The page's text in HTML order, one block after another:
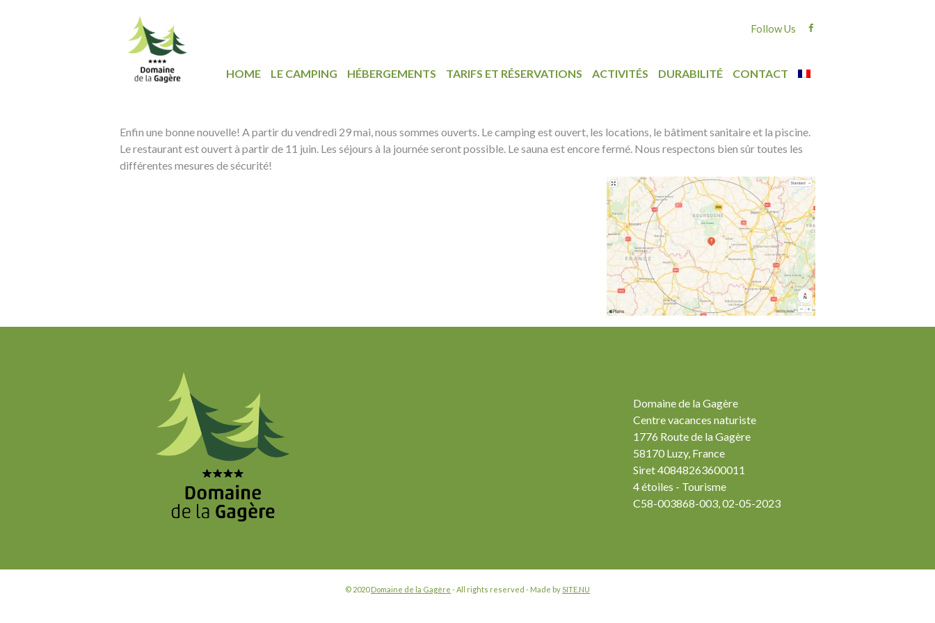
Follow Us
HOME LE CAMPING HÉBERGEMENTS TARIFS ET RÉSERVATIONS ACTIVITÉS DURABILITÉ CONTACT
Enfin une bonne nouvelle! A partir du vendredi 29 mai, nous sommes ouverts. Le camping est ouvert, les locations, le bâtiment sanitaire et la piscine.
Le restaurant est ouvert à partir de 11 juin. Les séjours à la journée seront possible. Le sauna est encore fermé. Nous respectons bien sûr toutes les
différentes mesures de sécurité!
Domaine de la Gagère
Centre vacances naturiste
1776 Route de la Gagère
58170 Luzy, France
Siret 40848263600011
4 étoiles - Tourisme
C58-003868-003, 02-05-2023
© 2020Domaine de la Gagère - All rights reserved - Made by SITE.NU